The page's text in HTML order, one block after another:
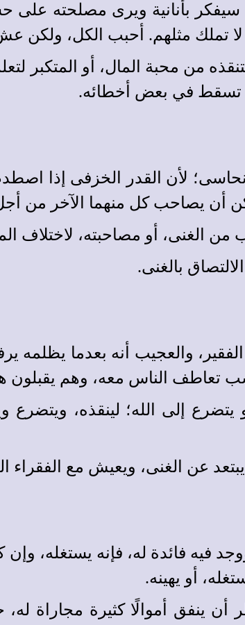
بأنانية ويرى مصلحته
تملك مثلهم. أحبب الكل، ولكن
من محبة المال، أو المتكبر
تسقط في بعض أخطائه.
لأن القدر الخزفى إذا
أن يصاحب كل منهما الآخر من
من الغنى، أو مصاحبته، لاختلاف
بالغنى.
والعجيب أنه بعدما يظلمه
تعاطف الناس معه، وهم يقبلون
يتضرع إلى الله؛ لينقذه،
عن الغنى، ويعيش مع الفقراء
فيه فائدة له، فإنه يستغله، وإن
أو يهينه.
ينفق أموالًا كثيرة مجاراة له،